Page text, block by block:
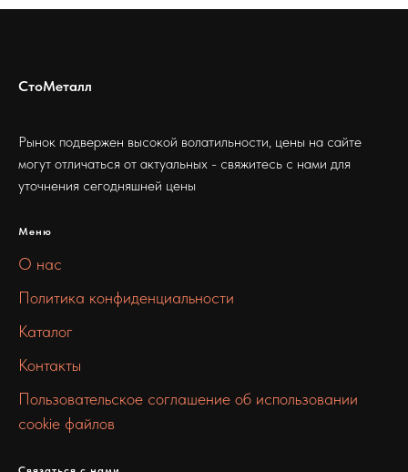
СтоМеталл
Рынок подвержен высокой волатильности, цены на сайте
могут отличаться от актуальных - свяжитесь с нами для
уточнения сегодняшней цены
Меню
О нас
Политика конфиденциальности
Каталог
Контакты
Пользовательское соглашение об использовании
cookie файлов